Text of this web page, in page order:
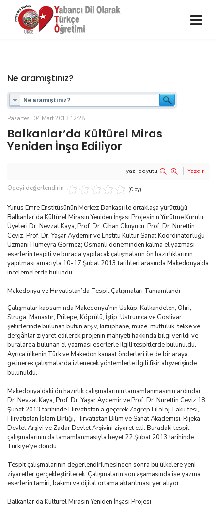
Ne aramıştınız?
Pazartesi, 04 Mart 2013 12:28
Balkanlar’da Kültürel Miras
Yeniden İnşa Ediliyor
yazı boyutu Yazdır
Ögeyi değerlendirin (0 oy)
Yunus Emre Enstitüsünün Merkez Bankası ile ortaklaşa yürüttüğü
Balkanlar’da Kültürel Mirasın Yeniden İnşası Projesinin Yürütme Kurulu
Üyeleri Dr. Nevzat Kaya, Prof. Dr. Cihan Okuyucu, Prof. Dr. Nurettin
Ceviz, Prof. Dr. Yaşar Aydemir ve Enstitü Kültür Sanat Koordinatörlüğü
Uzmanı Hümeyra Görmez; Osmanlı döneminden kalma el yazması
eserlerin tespiti ve burada yapılacak çalışmaların ön hazırlıklarının
yapılması amacıyla 10-17 Şubat 2013 tarihleri arasında Makedonya’da
incelemelerde bulundu.
Makedonya ve Hırvatistan’da Tespit Çalışmaları Tamamlandı
Çalışmalar kapsamında Makedonya’nın Üsküp, Kalkandelen, Ohri,
Struga, Manastır, Prilepe, Köprülü, İştip, Ustrumca ve Gostivar
şehirlerinde bulunan bütün arşiv, kütüphane, müze, müftülük, tekke ve
dergâhlar ziyaret edilerek projenin mahiyeti hakkında bilgi verildi ve
buralarda bulunan el yazması eserlerle ilgili tespitlerde bulunuldu.
Ayrıca ülkenin Türk ve Makedon kanaat önderleri ile de bir araya
gelinerek çalışmalarda izlenecek yöntemlerle ilgili fikir alışverişinde
bulunuldu.
Makedonya’daki ön hazırlık çalışmalarının tamamlanmasının ardından
Dr. Nevzat Kaya, Prof. Dr. Yaşar Aydemir ve Prof. Dr. Nurettin Ceviz 18
Şubat 2013 tarihinde Hırvatistan’a geçerek Zagrep Filoloji Fakültesi,
Hırvatistan İslam Birliği, Hırvatistan Bilim ve Sanat Akademisi, Rijeka
Devlet Arşivi ve Zadar Devlet Arşivini ziyaret etti. Buradaki tespit
çalışmalarının da tamamlanmasıyla heyet 22 Şubat 2013 tarihinde
Türkiye’ye döndü.
Tespit çalışmalarının değerlendirilmesinden sonra bu ülkelere yeni
ziyaretler gerçekleştirilecek. Çalışmaların son aşamasında ise yazma
eserlerin tamiri, bakımı ve dijital ortama aktarılması yer alıyor.
Balkanlar’da Kültürel Mirasın Yeniden İnşası Projesi